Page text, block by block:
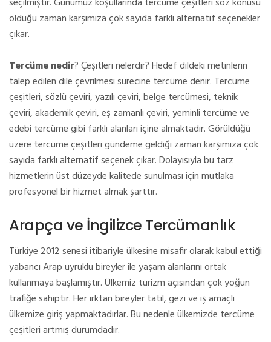
olduğu zaman karşımıza çok sayıda farklı alternatif seçenekler
çıkar.
Tercüme nedir? Çeşitleri nelerdir? Hedef dildeki metinlerin
talep edilen dile çevrilmesi sürecine tercüme denir. Tercüme
çeşitleri, sözlü çeviri, yazılı çeviri, belge tercümesi, teknik
çeviri, akademik çeviri, eş zamanlı çeviri, yeminli tercüme ve
edebi tercüme gibi farklı alanları içine almaktadır. Görüldüğü
üzere tercüme çeşitleri gündeme geldiği zaman karşımıza çok
sayıda farklı alternatif seçenek çıkar. Dolayısıyla bu tarz
hizmetlerin üst düzeyde kalitede sunulması için mutlaka
profesyonel bir hizmet almak şarttır.
Arapça ve İngilizce Tercümanlık
Türkiye 2012 senesi itibariyle ülkesine misafir olarak kabul ettiği
yabancı Arap uyruklu bireyler ile yaşam alanlarını ortak
kullanmaya başlamıştır. Ülkemiz turizm açısından çok yoğun
trafiğe sahiptir. Her ırktan bireyler tatil, gezi ve iş amaçlı
ülkemize giriş yapmaktadırlar. Bu nedenle ülkemizde tercüme
çeşitleri artmış durumdadır.